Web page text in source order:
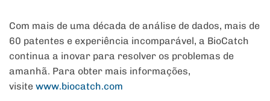
Com mais de uma década de análise de dados, mais de
60 patentes e experiência incomparável, a BioCatch
continua a inovar para resolver os problemas de
amanhã. Para obter mais informações,
visite www.biocatch.com